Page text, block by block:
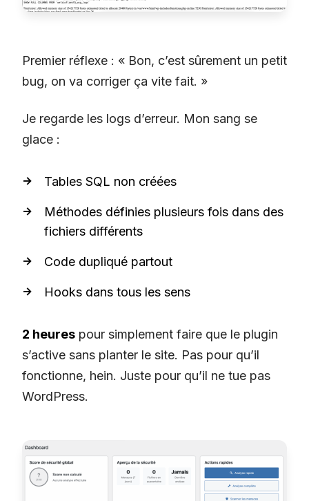
Premier réflexe : « Bon, c’est sûrement un petit
bug, on va corriger ça vite fait. »
Je regarde les logs d’erreur. Mon sang se
glace :
Tables SQL non créées
Méthodes définies plusieurs fois dans des
fichiers différents
Code dupliqué partout
Hooks dans tous les sens
2 heures pour simplement faire que le plugin
s’active sans planter le site. Pas pour qu’il
fonctionne, hein. Juste pour qu’il ne tue pas
WordPress.